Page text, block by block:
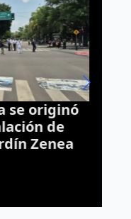
se originó
de
Zenea